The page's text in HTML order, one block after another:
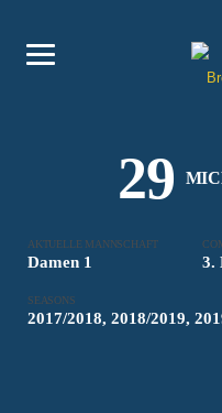
29
AKTUELLE MANNSCHAFT
Damen 1 3.
SEASONS
2017/2018, 2018/2019,